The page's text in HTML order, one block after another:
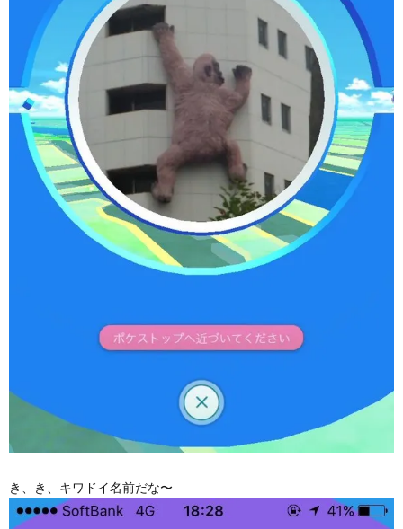
き、き、キワドイ名前だな〜